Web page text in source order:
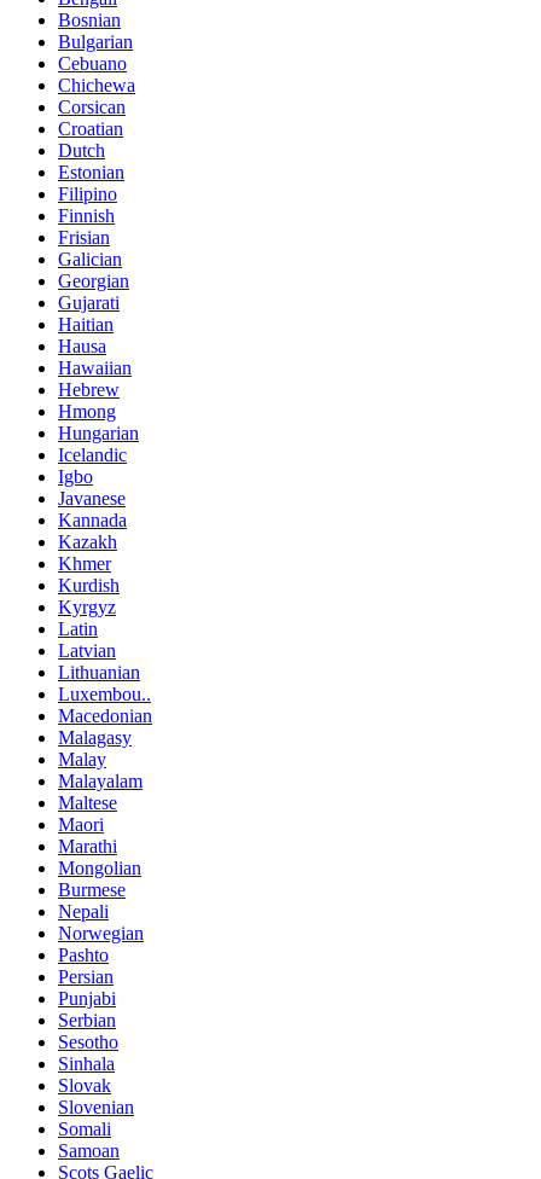
Bosnian
Bulgarian
Cebuano
Chichewa
Corsican
Croatian
Dutch
Estonian
Filipino
Finnish
Frisian
Galician
Georgian
Gujarati
Haitian
Hausa
Hawaiian
Hebrew
Hmong
Hungarian
Icelandic
Igbo
Javanese
Kannada
Kazakh
Khmer
Kurdish
Kyrgyz
Latin
Latvian
Lithuanian
Luxembou..
Macedonian
Malagasy
Malay
Malayalam
Maltese
Maori
Marathi
Mongolian
Burmese
Nepali
Norwegian
Pashto
Persian
Punjabi
Serbian
Sesotho
Sinhala
Slovak
Slovenian
Somali
Samoan
Scots Gaelic